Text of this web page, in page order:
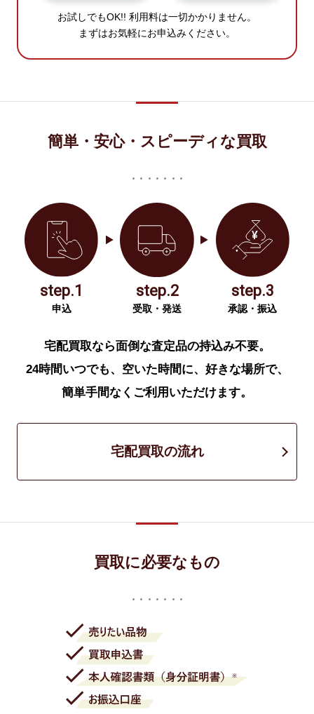
お試しでもOK!! 利用料は一切かかりません。
まずはお気軽にお申込みください。
簡単・安心・スピーディな買取
step.1
申込
step.2
受取・発送
step.3
承認・振込
宅配買取なら面倒な査定品の持込み不要。
24時間いつでも、空いた時間に、好きな場所で、
簡単手間なくご利用いただけます。
宅配買取の流れ
買取に必要なもの